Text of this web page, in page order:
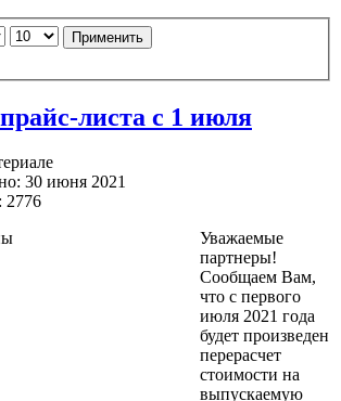
Применить
листа с 1 июля
30 июня 2021
2776
Уважаемые
партнеры!
Сообщаем Вам,
что с первого
июля 2021 года
будет произведен
перерасчет
стоимости на
выпускаемую